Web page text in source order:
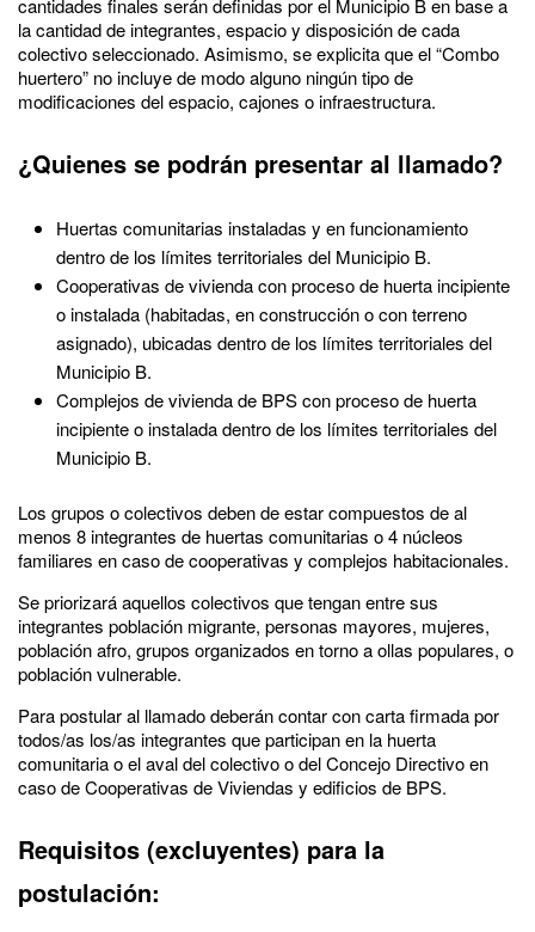
la cantidad de integrantes, espacio y disposición de cada
colectivo seleccionado. Asimismo, se explicita que el “Combo
huertero” no incluye de modo alguno ningún tipo de
modificaciones del espacio, cajones o infraestructura.
¿Quienes se podrán presentar al llamado?
Huertas comunitarias instaladas y en funcionamiento
dentro de los límites territoriales del Municipio B.
Cooperativas de vivienda con proceso de huerta incipiente
o instalada (habitadas, en construcción o con terreno
asignado), ubicadas dentro de los límites territoriales del
Municipio B.
Complejos de vivienda de BPS con proceso de huerta
incipiente o instalada dentro de los límites territoriales del
Municipio B.
Los grupos o colectivos deben de estar compuestos de al
menos 8 integrantes de huertas comunitarias o 4 núcleos
familiares en caso de cooperativas y complejos habitacionales.
Se priorizará aquellos colectivos que tengan entre sus
integrantes población migrante, personas mayores, mujeres,
población afro, grupos organizados en torno a ollas populares, o
población vulnerable.
Para postular al llamado deberán contar con carta firmada por
todos/as los/as integrantes que participan en la huerta
comunitaria o el aval del colectivo o del Concejo Directivo en
caso de Cooperativas de Viviendas y edificios de BPS.
Requisitos (excluyentes) para la
postulación: